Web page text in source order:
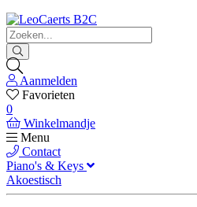
Aanmelden
Favorieten
0
Winkelmandje
Menu
Contact
Piano's & Keys
Akoestisch